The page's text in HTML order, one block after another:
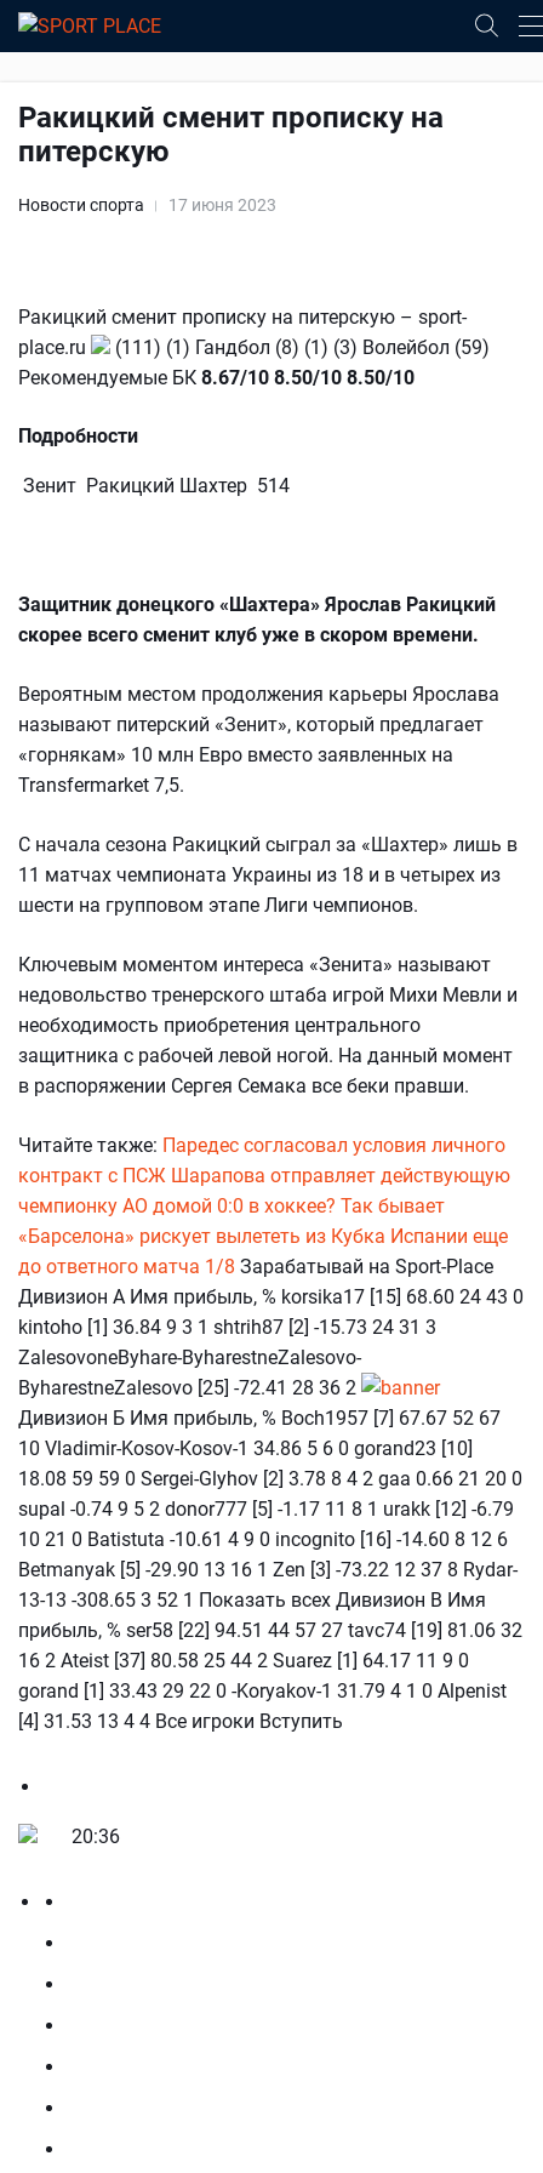
Ракицкий сменит прописку на
питерскую
Новости спорта 17 июня 2023
Ракицкий сменит прописку на питерскую – sport-
place.ru
(111) (1) Гандбол (8) (1) (3) Волейбол (59)
Рекомендуемые БК 8.67/10 8.50/10 8.50/10
Подробности
Зенит Ракицкий Шахтер 514
Защитник донецкого «Шахтера» Ярослав Ракицкий
скорее всего сменит клуб уже в скором времени.
Вероятным местом продолжения карьеры Ярослава
называют питерский «Зенит», который предлагает
«горнякам» 10 млн Евро вместо заявленных на
Transfermarket 7,5.
С начала сезона Ракицкий сыграл за «Шахтер» лишь в
11 матчах чемпионата Украины из 18 и в четырех из
шести на групповом этапе Лиги чемпионов.
Ключевым моментом интереса «Зенита» называют
недовольство тренерского штаба игрой Михи Мевли и
необходимость приобретения центрального
защитника с рабочей левой ногой. На данный момент
в распоряжении Сергея Семака все беки правши.
Читайте также: Паредес согласовал условия личного
контракт с ПСЖ Шарапова отправляет действующую
чемпионку АО домой 0:0 в хоккее? Так бывает
«Барселона» рискует вылететь из Кубка Испании еще
до ответного матча 1/8 Зарабатывай на Sport-Place
Дивизион А Имя прибыль, % korsika17 [15] 68.60 24 43 0
kintoho [1] 36.84 9 3 1 shtrih87 [2] -15.73 24 31 3
ZalesovoneByhare-ByharestneZalesovo-
ByharestneZalesovo [25] -72.41 28 36 2
Дивизион Б Имя прибыль, % Boch1957 [7] 67.67 52 67
10 Vladimir-Kosov-Kosov-1 34.86 5 6 0 gorand23 [10]
18.08 59 59 0 Sergei-Glyhov [2] 3.78 8 4 2 gaa 0.66 21 20 0
supal -0.74 9 5 2 donor777 [5] -1.17 11 8 1 urakk [12] -6.79
10 21 0 Batistuta -10.61 4 9 0 incognito [16] -14.60 8 12 6
Betmanyak [5] -29.90 13 16 1 Zen [3] -73.22 12 37 8 Rydar-
13-13 -308.65 3 52 1 Показать всех Дивизион В Имя
прибыль, % ser58 [22] 94.51 44 57 27 tavc74 [19] 81.06 32
16 2 Ateist [37] 80.58 25 44 2 Suarez [1] 64.17 11 9 0
gorand [1] 33.43 29 22 0 -Koryakov-1 31.79 4 1 0 Alpenist
[4] 31.53 13 4 4 Все игроки Вступить
20:36